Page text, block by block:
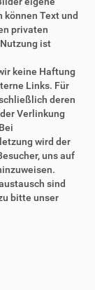
können Text und
privaten
ist
keine Haftung
Links. Für
deren
Verlinkung
wird der
uns auf
sind
bitte unser